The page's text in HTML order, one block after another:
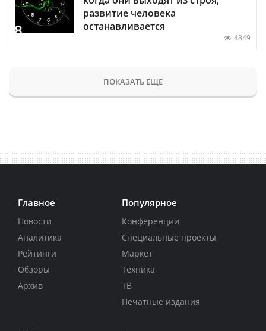
развитие человека
останавливается
4849
ПОКАЗАТЬ ЕЩЕ
Главное
Новости
Аналитика
Рейтинги
Обзоры
Архив
Популярное
Конференции
Специальные проекты
Маркет
Техника
ТВ
Печатные издания